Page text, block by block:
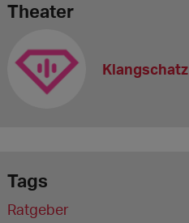
Theater
Klangschatz
Tags
Ratgeber